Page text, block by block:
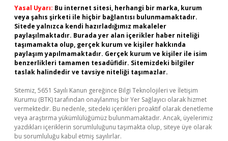
Yasal Uyarı: Bu internet sitesi, herhangi bir marka, kurum
veya şahıs şirketi ile hiçbir bağlantısı bulunmamaktadır.
Sitede yalnızca kendi hazırladığımız makaleler
paylaşılmaktadır. Burada yer alan içerikler haber niteliği
taşımamakta olup, gerçek kurum ve kişiler hakkında
paylaşım yapılmamaktadır. Gerçek kurum ve kişiler ile isim
benzerlikleri tamamen tesadüfidir. Sitemizdeki bilgiler
taslak halindedir ve tavsiye niteliği taşımazlar.
Sitemiz, 5651 Sayılı Kanun gereğince Bilgi Teknolojileri ve İletişim
Kurumu (BTK) tarafından onaylanmış bir Yer Sağlayıcı olarak hizmet
vermektedir. Bu nedenle, sitedeki içerikleri proaktif olarak denetleme
veya araştırma yükümlülüğümüz bulunmamaktadır. Ancak, üyelerimiz
yazdıkları içeriklerin sorumluluğunu taşımakta olup, siteye üye olarak
bu sorumluluğu kabul etmiş sayılırlar.